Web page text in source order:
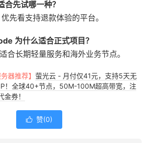
合先试哪一种？
先看支持退款体验的平台。
为什么适合正式项目？
合长期轻量服务和海外业务节点。
器推荐】 萤光云 - 月付仅41元，支持5天无
！全球40+节点，50M-100M超高带宽，注
券！
 赞(0)